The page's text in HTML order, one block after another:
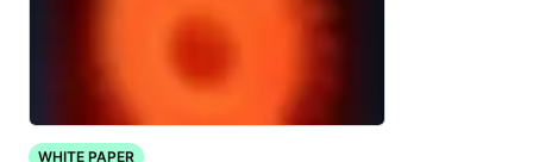
WHITE PAPER